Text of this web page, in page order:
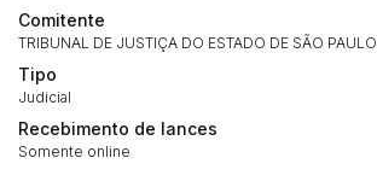
Comitente
TRIBUNAL DE JUSTIÇA DO ESTADO DE SÃO PAULO
Tipo
Judicial
Recebimento de lances
Somente onlineHistórico de Propostas
Habilite-se para efetuar lances ou
propostas